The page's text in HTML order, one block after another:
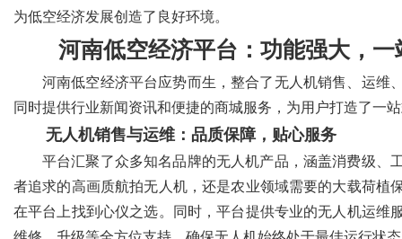
为低空经济发展创造了良好环境。
河南低空经济平台：功能强大，
河南低空经济平台应势而生，整合了无人机销售、运维
同时提供行业新闻资讯和便捷的商城服务，为用户打造了一
无人机销售与运维：品质保障，贴心服务
平台汇聚了众多知名品牌的无人机产品，涵盖消费级、
者追求的高画质航拍无人机，还是农业领域需要的大载荷植
在平台上找到心仪之选。同时，平台提供专业的无人机运维